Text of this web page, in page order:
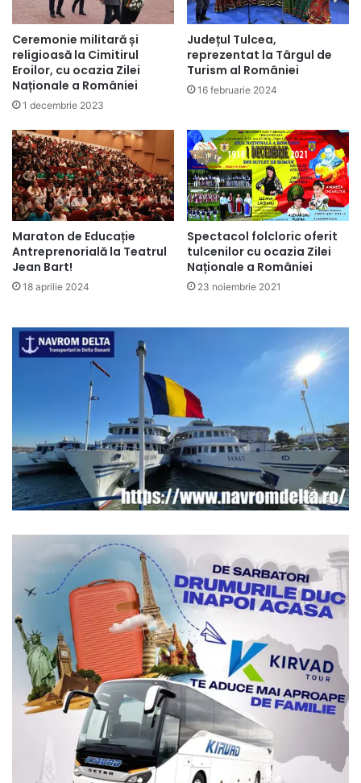
Ceremonie militară și
religioasă la Cimitirul
Eroilor, cu ocazia Zilei
Naționale a României
1 decembrie 2023
Județul Tulcea,
reprezentat la Târgul de
Turism al României
16 februarie 2024
Maraton de Educație
Antreprenorială la Teatrul
Jean Bart!
18 aprilie 2024
Spectacol folcloric oferit
tulcenilor cu ocazia Zilei
Naționale a României
23 noiembrie 2021